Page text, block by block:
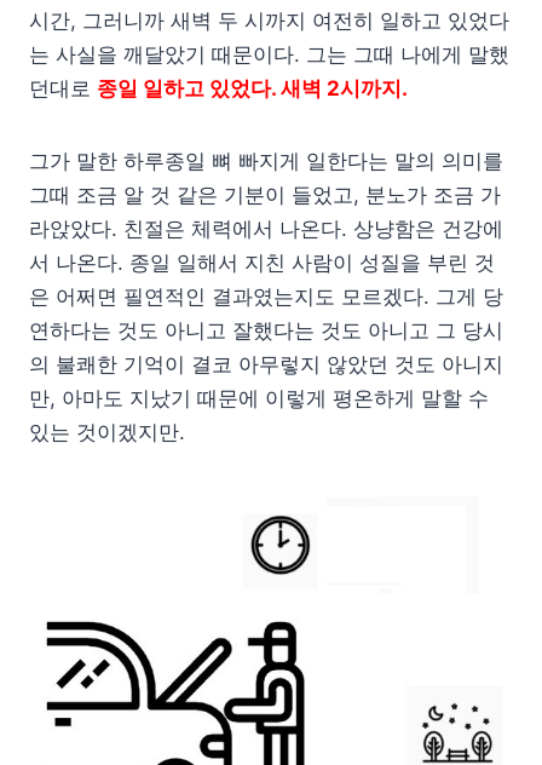
시간, 그러니까 새벽 두 시까지 여전히 일하고 있었다
는 사실을 깨달았기 때문이다. 그는 그때 나에게 말했
던대로 종일 일하고 있었다. 새벽 2시까지.
그가 말한 하루종일 뼈 빠지게 일한다는 말의 의미를
그때 조금 알 것 같은 기분이 들었고, 분노가 조금 가
라앉았다. 친절은 체력에서 나온다. 상냥함은 건강에
서 나온다. 종일 일해서 지친 사람이 성질을 부린 것
은 어쩌면 필연적인 결과였는지도 모르겠다. 그게 당
연하다는 것도 아니고 잘했다는 것도 아니고 그 당시
의 불쾌한 기억이 결코 아무렇지 않았던 것도 아니지
만, 아마도 지났기 때문에 이렇게 평온하게 말할 수
있는 것이겠지만.